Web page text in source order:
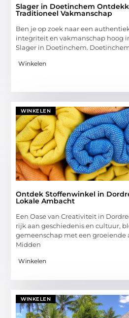
Slager in Doetinchem
Traditioneel Vakmanschap
Ben je op zoek naar een
integriteit en vakmanschap hoog
Slager in Doetinchem.
Winkelen
WINKELEN
Ontdek Stoffenwinkel in
Lokale Ambacht
Een Oase van Creativiteit in
rijk aan geschiedenis en cultuur,
gemeenschap met een
Midden
Winkelen
WINKELEN